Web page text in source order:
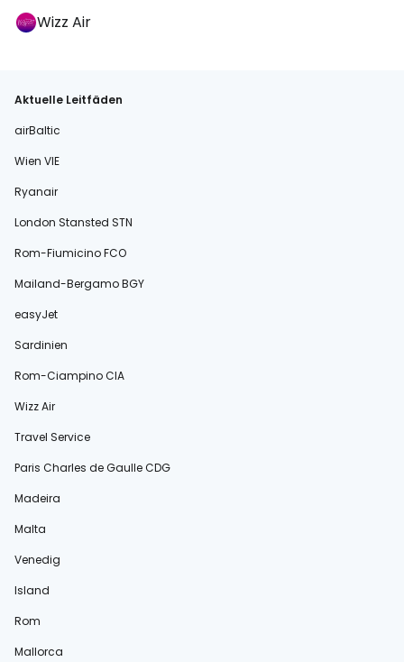
Wizz Air
Aktuelle Leitfäden
airBaltic
Wien VIE
Ryanair
London Stansted STN
Rom-Fiumicino FCO
Mailand-Bergamo BGY
easyJet
Sardinien
Rom-Ciampino CIA
Wizz Air
Travel Service
Paris Charles de Gaulle CDG
Madeira
Malta
Venedig
Island
Rom
Mallorca